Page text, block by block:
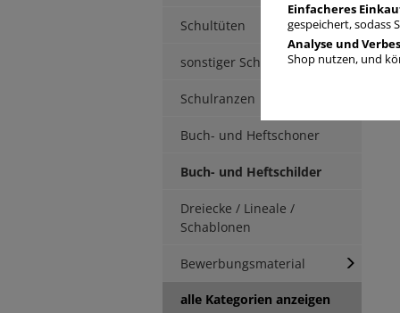
Schultüten
sonstiger Schulbedarf
Schulranzen
Buch- und Heftschoner
Buch- und Heftschilder
Dreiecke / Lineale /
Schablonen
Bewerbungsmaterial
alle Kategorien anzeigen
Einfacheres
gespeichert, sodass
Analyse und
Shop nutzen, und